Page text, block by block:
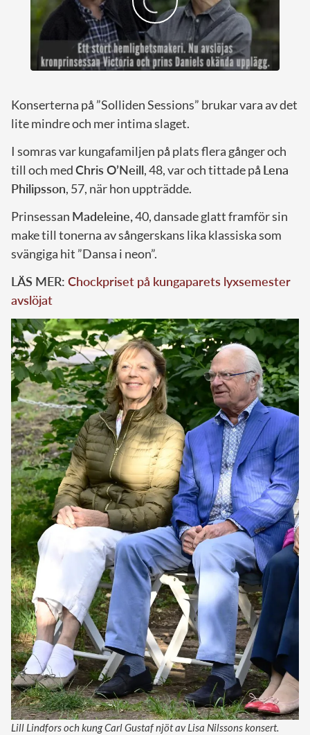
Konserterna på ”Solliden Sessions” brukar vara av det
lite mindre och mer intima slaget.
I somras var kungafamiljen på plats flera gånger och
till och medChris O’Neill, 48, var och tittade på Lena
Philipsson, 57, när hon uppträdde.
Prinsessan Madeleine,40, dansade glatt framför sin
make till tonerna av sångerskans lika klassiska som
svängiga hit ”Dansa i neon”.
LÄS MER: Chockpriset på kungaparets lyxsemester
avslöjat
Lill Lindfors och kung Carl Gustaf njöt av Lisa Nilssons konsert.